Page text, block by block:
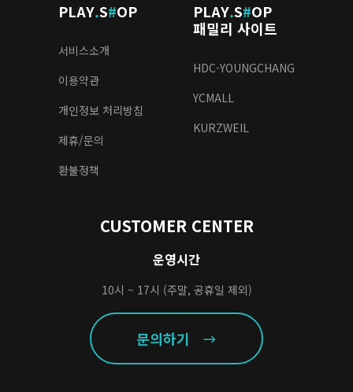
PLAY.S#OP
서비스소개
이용약관
개인정보 처리방침
제휴/문의
환불정책
PLAY.S#OP
패밀리 사이트
HDC-YOUNGCHANG
YCMALL
KURZWEIL
CUSTOMER CENTER
운영시간
10시 ~ 17시 (주말, 공휴일 제외)
문의하기